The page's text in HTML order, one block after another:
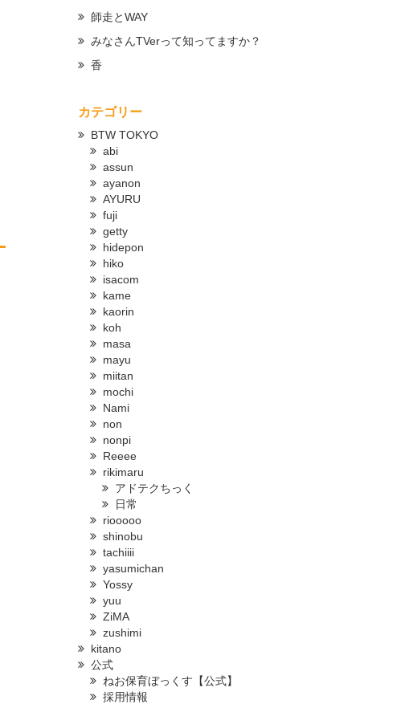
師走とWAY
みなさんTVerって知ってますか？
香
カテゴリー
BTW TOKYO
abi
assun
ayanon
AYURU
fuji
getty
hidepon
hiko
isacom
kame
kaorin
koh
masa
mayu
miitan
mochi
Nami
non
nonpi
Reeee
rikimaru
アドテクちっく
日常
riooooo
shinobu
tachiiii
yasumichan
Yossy
yuu
ZiMA
zushimi
kitano
公式
ねお保育ぼっくす【公式】
採用情報